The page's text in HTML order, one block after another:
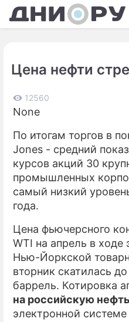
Цена нефти
12560
None
По итогам торгов в
Jones - средний
курсов акций 30
промышленных
самый низкий
года.
Цена фьючерсного
WTI на апрель в ходе
Нью-Йоркской
вторник скатилась
баррель. Котировка
на российскую
электронной